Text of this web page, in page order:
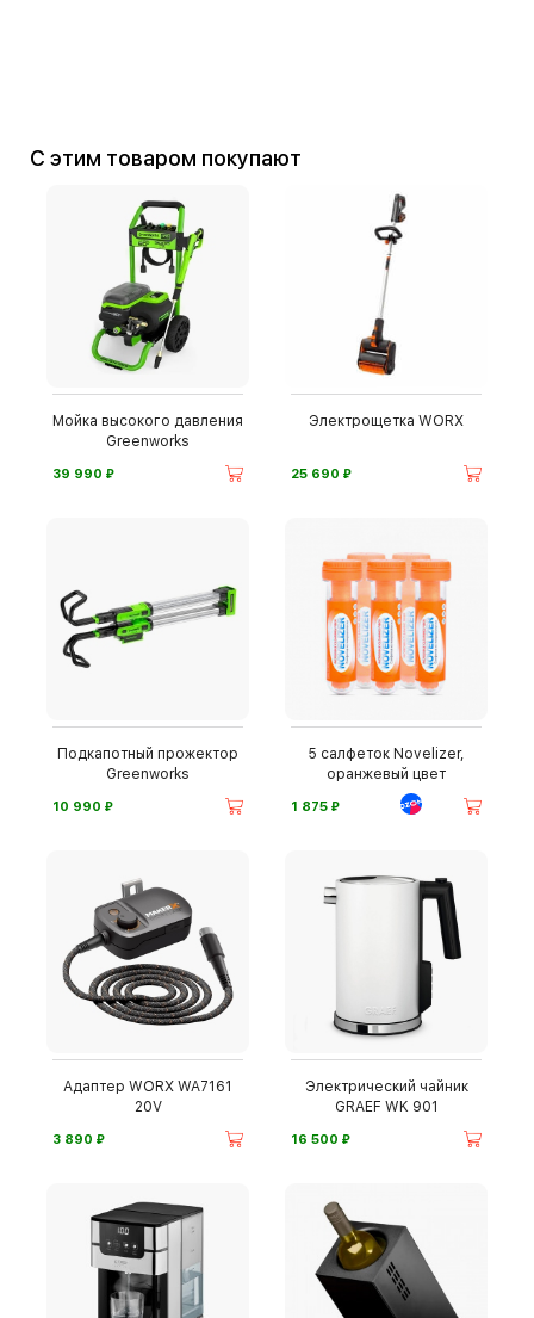
С этим товаром покупают
Мойка высокого давления
Greenworks
39 990 ⃏
Электрощетка WORX
25 690 ⃏
Подкапотный прожектор
Greenworks
10 990 ⃏
5 салфеток Novelizer,
оранжевый цвет
1 875 ⃏
Адаптер WORX WA7161
20V
3 890 ⃏
Электрический чайник
GRAEF WK 901
16 500 ⃏